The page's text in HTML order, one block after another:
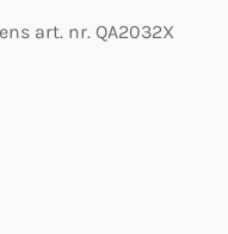
art. nr. QA2032X